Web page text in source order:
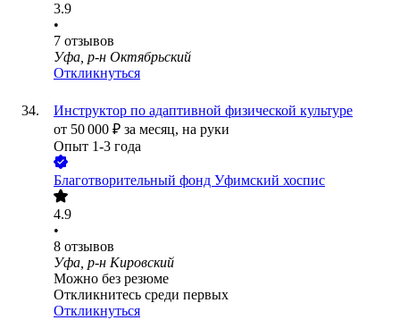
3.9
•
7 отзывов
Уфа, р-н Октябрьский
Откликнуться
Инструктор по адаптивной физической культуре
от 50 000 ₽ за месяц, на руки
Опыт 1-3 года
Благотворительный фонд Уфимский хоспис
4.9
•
8 отзывов
Уфа, р-н Кировский
Можно без резюме
Откликнитесь среди первых
Откликнуться